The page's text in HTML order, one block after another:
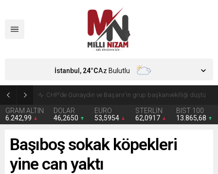
CHP’de Günaydın ve Başarır’ın grup başkanvekilliği düştü
GRAM ALTIN
6.242,99
DOLAR
46,2650
EURO
53,5954
STERLİN
62,0917
BIST 100
13.865,68
İstanbul, 24°CAz Bulutlu
Başıboş sokak köpekleri
yine can yaktı